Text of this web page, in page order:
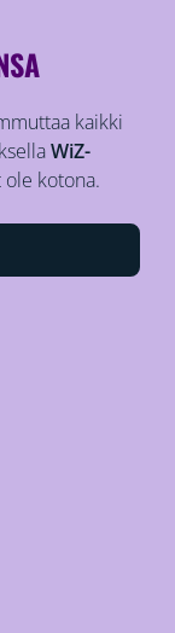
kaikki
WiZ-
ole kotona.